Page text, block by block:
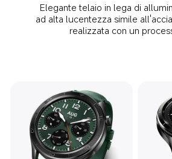
Elegante telaio in lega di
ad alta lucentezza simile
realizzata con un